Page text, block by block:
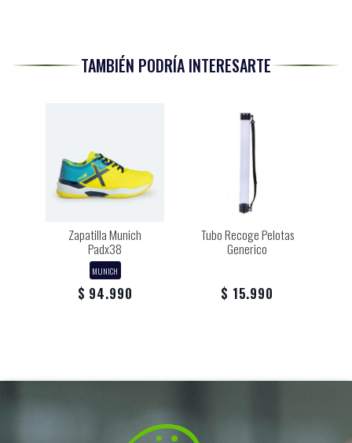
TAMBIÉN PODRÍA INTERESARTE
Zapatilla Munich
Padx38
MUNICH
$ 94.990
Tubo Recoge Pelotas
Generico
$ 15.990